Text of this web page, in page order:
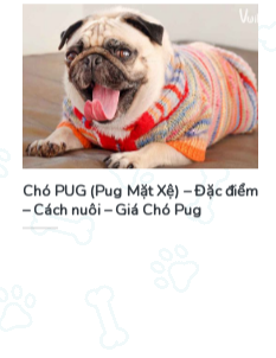
Chó PUG (Pug Mặt Xệ) – Đặc điểm
– Cách nuôi – Giá Chó Pug